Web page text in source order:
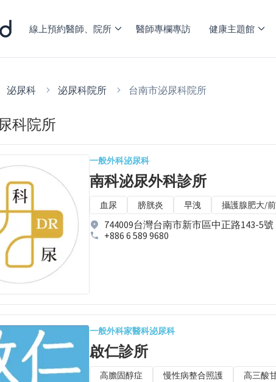
線上預約醫師、院所 醫師專欄專訪 健康主題館
泌尿科 泌尿科院所 台南市泌尿科院所
科院所
一般外科泌尿科
南科泌尿外科診所
血尿 膀胱炎 早洩 攝護腺肥大/
744009台灣台南市新市區中正路143-5號
+886 6 589 9680
一般外科家醫科泌尿科
啟仁診所
高膽固醇症 慢性病整合照護 高三酸